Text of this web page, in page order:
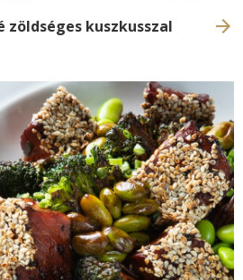
zöldséges kuszkusszal